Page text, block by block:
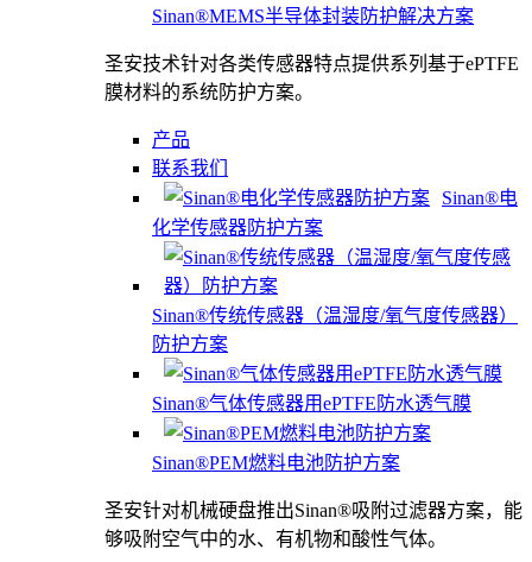
Sinan®MEMS半导体封装防护解决方案
圣安技术针对各类传感器特点提供系列基于ePTFE
膜材料的系统防护方案。
产品
联系我们
Sinan®电
化学传感器防护方案
Sinan®传统传感器（温湿度/氧气度传感器）
防护方案
Sinan®气体传感器用ePTFE防水透气膜
Sinan®PEM燃料电池防护方案
圣安针对机械硬盘推出Sinan®吸附过滤器方案，能
够吸附空气中的水、有机物和酸性气体。